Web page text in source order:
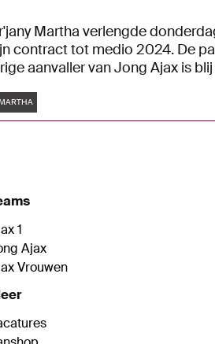
Martha verlengde
contract tot medio 2024. De
aanvaller van Jong Ajax is
1
Ajax
Vrouwen